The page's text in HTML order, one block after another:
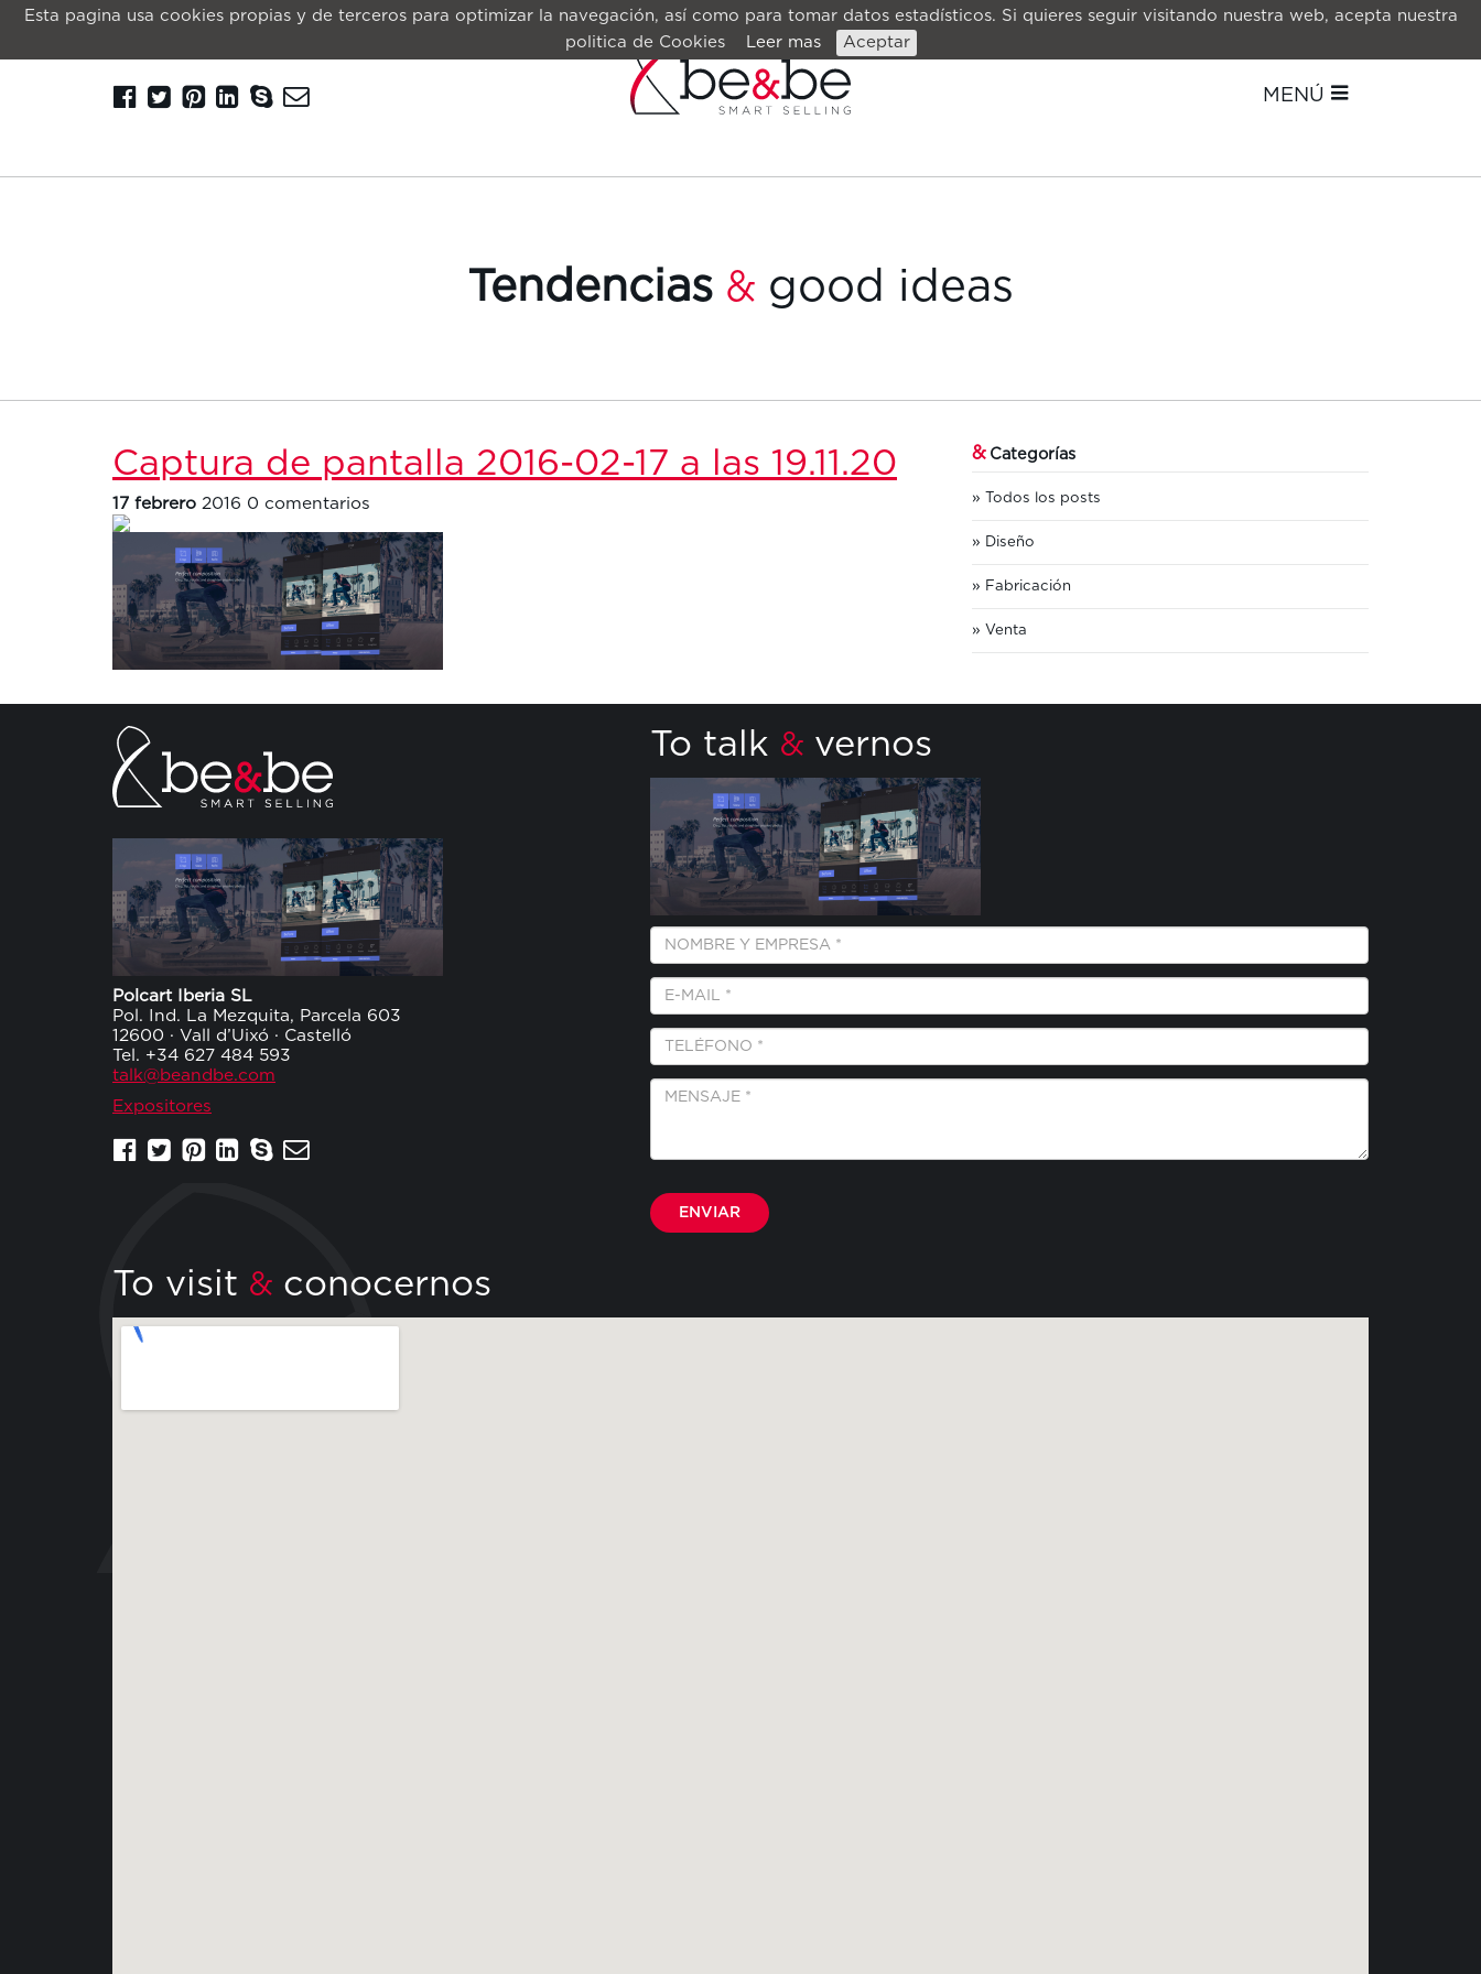
Esta pagina usa cookies propias y de terceros para optimizar la navegación, así como para tomar datos estadísticos. Si quieres seguir visitando nuestra web, acepta nuestra
politica de Cookies
Leer mas Aceptar
MENÚ
Tendencias & good ideas
Captura de pantalla 2016-02-17 a las 19.11.20
17 febrero 2016 0 comentarios
&Categorías
Todos los posts
Diseño
Fabricación
Venta
Polcart Iberia SL
Pol. Ind. La Mezquita, Parcela 603
12600 · Vall d’Uixó · Castelló
Tel. +34 627 484 593
talk@beandbe.com
Expositores
To talk &vernos
Empresa
Nombre
E-
Mail
*
Teléfono
Mensaje
To visit & conocernos